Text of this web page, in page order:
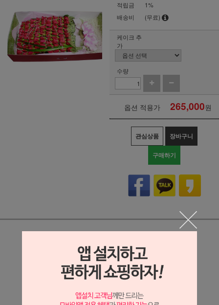
적립금
1%
배송비
(무료)
케이크 추
가
수량
옵션 적용가 265,000원
관심상품 장바구니
구매하기
상세정보 새창 열기
상세 정보를 확대해 보실 수 있습니다.